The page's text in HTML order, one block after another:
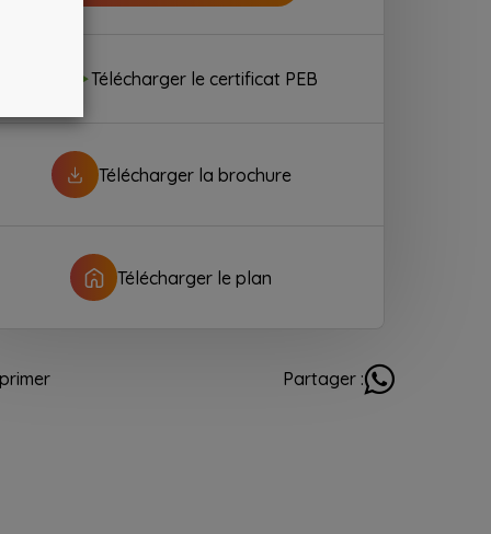
Télécharger le certificat PEB
Télécharger la brochure
Télécharger le plan
Partager :